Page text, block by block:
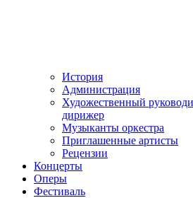
История
Администрация
Художественный
дирижер
Музыканты оркестра
Приглашенные артисты
Рецензии
Концерты
Оперы
Фестиваль